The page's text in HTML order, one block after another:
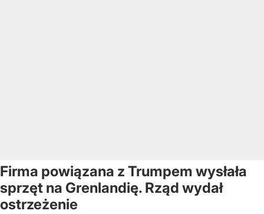
Firma powiązana z Trumpem wysłała
sprzęt na Grenlandię. Rząd wydał
ostrzeżenie